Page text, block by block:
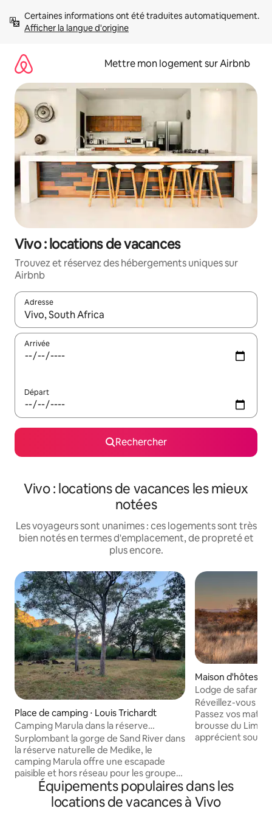
directement
Afficher la langue d'origine
Mettre mon logement sur Airbnb
Vivo : locations de vacances
Trouvez et réservez des hébergements uniques sur
Airbnb
Adresse
Lorsque les résultats s'affichent, utilisez les flèches vers le
Arrivée
Départ
Rechercher
Vivo : locations de vacances les mieux
notées
Les voyageurs sont unanimes : ces logements sont très
bien notés en termes d'emplacement, de propreté et
plus encore.
Place de camping ⋅ Louis Trichardt
Camping Marula dans la réserve
naturelle de Medike
Surplombant la gorge de Sand River dans
la réserve naturelle de Medike, le
camping Marula offre une escapade
paisible et hors réseau pour les groupes
et les familles. Géré par l'Endangered
Wildlife Trust, il peut accueillir jusqu'à
12 voyageurs (usage exclusif pour les
Maison d'hôtes ⋅
Lodge de safari
usage exclusif
Réveillez-vous
Passez vos
brousse du
apprécient
des sentiers
Terminez la
camp. Usage exclusif uniquement : que
Équipements populaires dans les
locations de vacances à Vivo